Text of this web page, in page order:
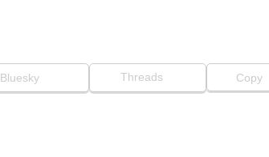
Bluesky Threads Copy